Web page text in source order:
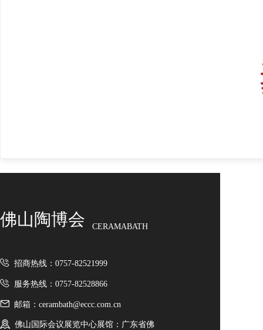
佛山陶博会 CERAMABATH
招商热线：0757-82521999
服务热线：0757-82528866
邮箱：cerambath@eccc.com.cn
佛山国际会议展览中心展馆：广东省佛